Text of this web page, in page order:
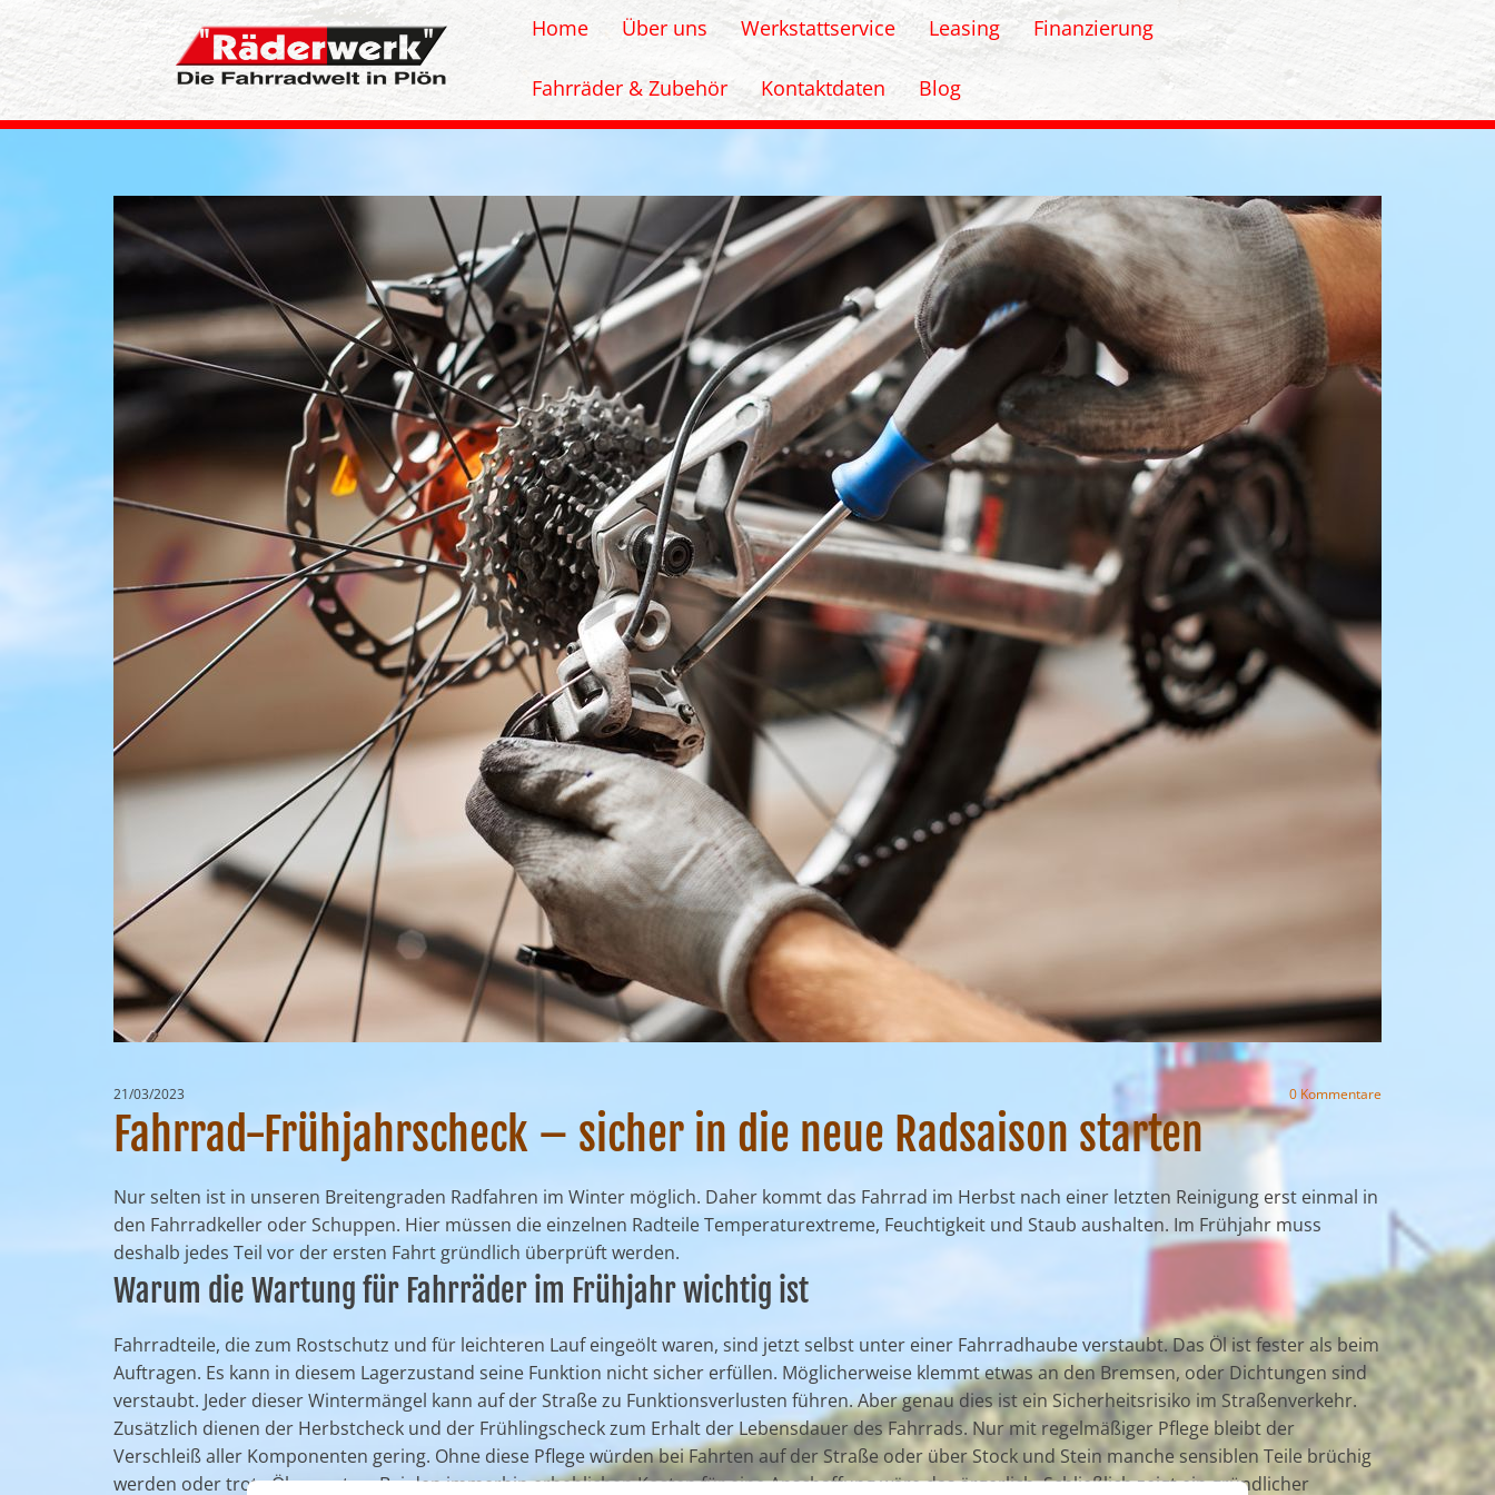
Home Über uns Werkstattservice Leasing Finanzierung
Fahrräder & Zubehör Kontaktdaten Blog
21/03/2023 0 Kommentare
Fahrrad-Frühjahrscheck – sicher in die neue Radsaison starten
Nur selten ist in unseren Breitengraden Radfahren im Winter möglich. Daher kommt das Fahrrad im Herbst nach einer letzten Reinigung erst einmal in
den Fahrradkeller oder Schuppen. Hier müssen die einzelnen Radteile Temperaturextreme, Feuchtigkeit und Staub aushalten. Im Frühjahr muss
deshalb jedes Teil vor der ersten Fahrt gründlich überprüft werden.
Warum die Wartung für Fahrräder im Frühjahr wichtig ist
Fahrradteile, die zum Rostschutz und für leichteren Lauf eingeölt waren, sind jetzt selbst unter einer Fahrradhaube verstaubt. Das Öl ist fester als beim
Auftragen. Es kann in diesem Lagerzustand seine Funktion nicht sicher erfüllen. Möglicherweise klemmt etwas an den Bremsen, oder Dichtungen sind
verstaubt. Jeder dieser Wintermängel kann auf der Straße zu Funktionsverlusten führen. Aber genau dies ist ein Sicherheitsrisiko im Straßenverkehr.
Zusätzlich dienen der Herbstcheck und der Frühlingscheck zum Erhalt der Lebensdauer des Fahrrads. Nur mit regelmäßiger Pflege bleibt der
Verschleiß aller Komponenten gering. Ohne diese Pflege würden bei Fahrten auf der Straße oder über Stock und Stein manche sensiblen Teile brüchig
werden oder trotz Ölen rosten. Bei den immerhin erheblichen Kosten für eine Anschaffung wäre das ärgerlich. Schließlich zeigt ein gründlicher